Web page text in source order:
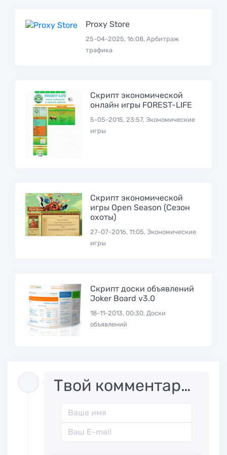
Proxy Store
25-04-2025, 16:08, Арбитраж
трафика
Скрипт экономической
онлайн игры FOREST-LIFE
5-05-2015, 23:57, Экономические
игры
Скрипт экономической
игры Open Season (Сезон
охоты)
27-07-2016, 11:05, Экономические
игры
Скрипт доски объявлений
Joker Board v3.0
18-11-2013, 00:30, Доски
объявлений
Твой комментарий..